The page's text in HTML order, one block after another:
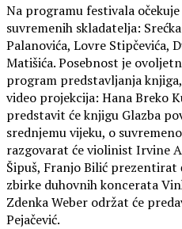
Na programu festivala
suvremenih skladatelja:
Palanovića, Lovre Stipčevića,
Matišića. Posebnost je
program predstavljanja
video projekcija: Hana Breko
predstavit će knjigu Glazba
srednjemu vijeku, o
razgovarat će violinist Irvine
Šipuš, Franjo Bilić
zbirke duhovnih koncerata
Zdenka Weber održat će
Pejačević.